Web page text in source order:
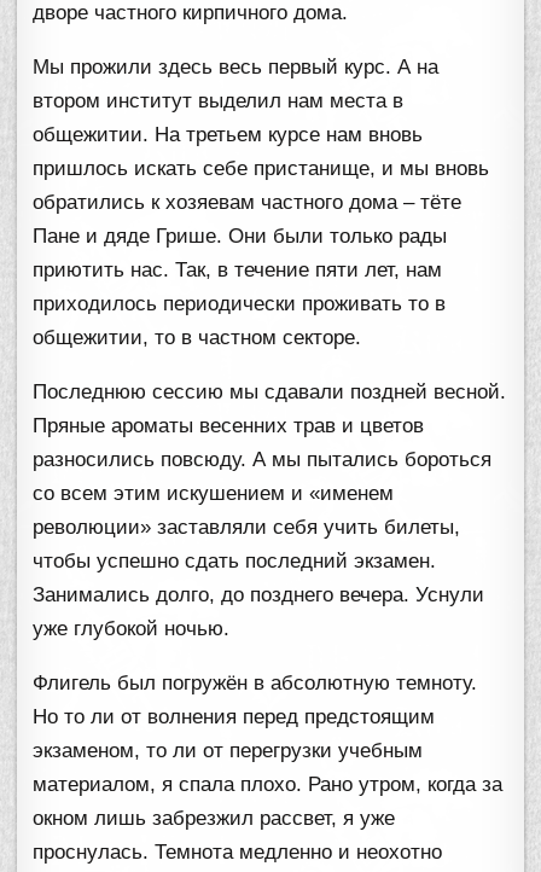
дворе частного кирпичного дома.
Мы прожили здесь весь первый курс. А на
втором институт выделил нам места в
общежитии. На третьем курсе нам вновь
пришлось искать себе пристанище, и мы вновь
обратились к хозяевам частного дома – тёте
Пане и дяде Грише. Они были только рады
приютить нас. Так, в течение пяти лет, нам
приходилось периодически проживать то в
общежитии, то в частном секторе.
Последнюю сессию мы сдавали поздней весной.
Пряные ароматы весенних трав и цветов
разносились повсюду. А мы пытались бороться
со всем этим искушением и «именем
революции» заставляли себя учить билеты,
чтобы успешно сдать последний экзамен.
Занимались долго, до позднего вечера. Уснули
уже глубокой ночью.
Флигель был погружён в абсолютную темноту.
Но то ли от волнения перед предстоящим
экзаменом, то ли от перегрузки учебным
материалом, я спала плохо. Рано утром, когда за
окном лишь забрезжил рассвет, я уже
проснулась. Темнота медленно и неохотно